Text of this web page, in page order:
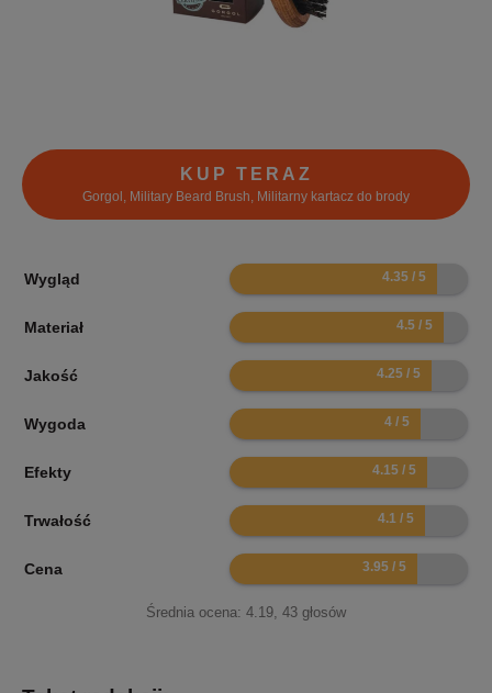
KUP TERAZ
Gorgol, Military Beard Brush, Militarny kartacz do brody
Wygląd 8.7
Materiał 9
Jakość 8.5
Wygoda 8
Efekty 8.3
Trwałość 8.2
Cena 7.9
Średnia ocena: 4.19, 43 głosów